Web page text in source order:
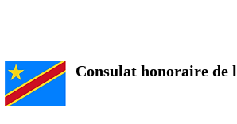
Consulat honoraire de